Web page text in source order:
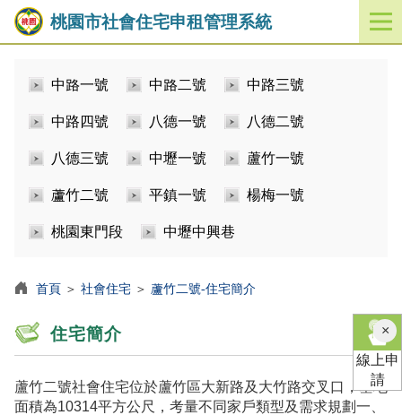
桃園市社會住宅申租管理系統
開
啟
中路一號 中路二號 中路三號
中路四號 八德一號 八德二號
八德三號 中壢一號 蘆竹一號
蘆竹二號 平鎮一號 楊梅一號
桃園東門段 中壢中興巷
首頁 ＞ 社會住宅 ＞ 蘆竹二號-住宅簡介
住宅簡介
蘆竹二號社會住宅位於蘆竹區大新路及大竹路交叉口，基地
面積為10314平方公尺，考量不同家戶類型及需求規劃一、
×關
閉
線上申
請